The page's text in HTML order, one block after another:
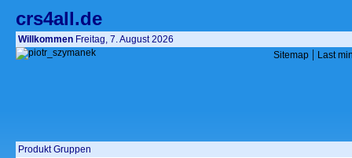
crs4all.de
Willkommen Freitag, 7. August 2026
Sitemap | Last
Produkt Gruppen